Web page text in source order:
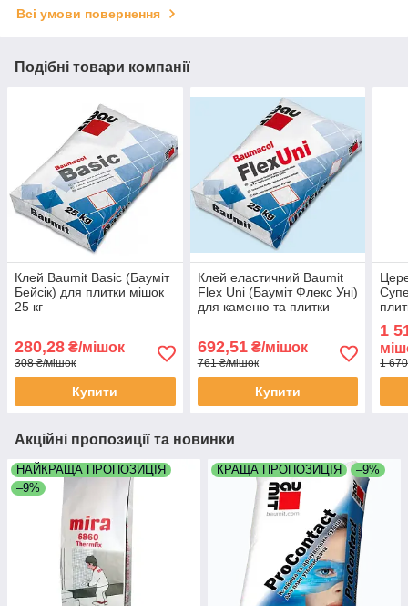
Всі умови повернення
Подібні товари компанії
Клей Baumit Basic (Бауміт
Бейсік) для плитки мішок
25 кг
280,28 ₴/мішок
308 ₴/мішок
Купити
Клей еластичний Baumit
Flex Uni (Бауміт Флекс Уні)
для каменю та плитки
692,51₴/мішок
761 ₴/мішок
Купити
1
1
Акційні пропозиції та новинки
НАЙКРАЩА ПРОПОЗИЦІЯ
–9%
КРАЩА ПРОПОЗИЦІЯ –9%